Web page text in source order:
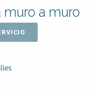
a muro